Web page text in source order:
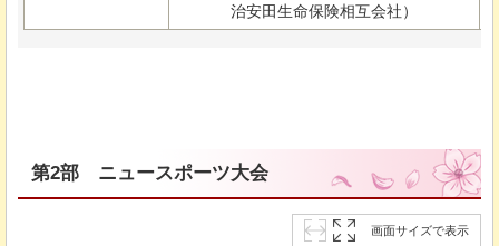
治安田生命保険相互会社）
第2部 ニュースポーツ大会
画面サイズで表示